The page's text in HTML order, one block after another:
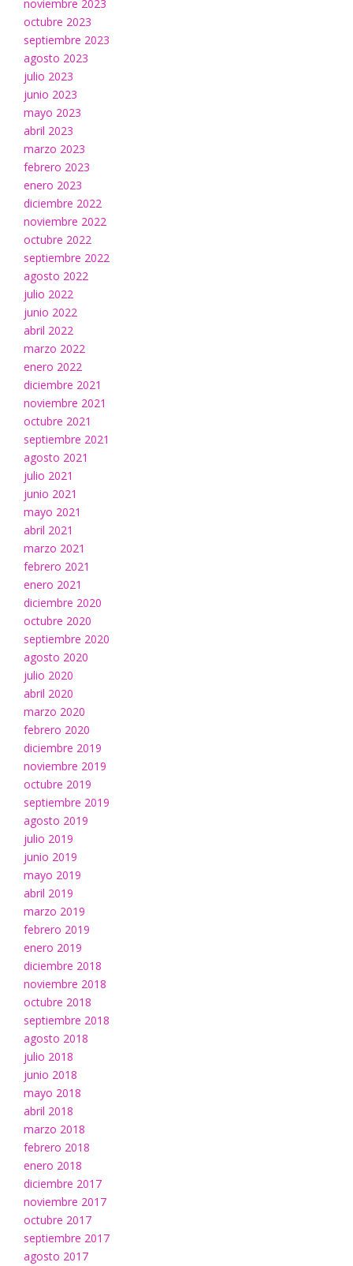
noviembre 2023
octubre 2023
septiembre 2023
agosto 2023
julio 2023
junio 2023
mayo 2023
abril 2023
marzo 2023
febrero 2023
enero 2023
diciembre 2022
noviembre 2022
octubre 2022
septiembre 2022
agosto 2022
julio 2022
junio 2022
abril 2022
marzo 2022
enero 2022
diciembre 2021
noviembre 2021
octubre 2021
septiembre 2021
agosto 2021
julio 2021
junio 2021
mayo 2021
abril 2021
marzo 2021
febrero 2021
enero 2021
diciembre 2020
octubre 2020
septiembre 2020
agosto 2020
julio 2020
abril 2020
marzo 2020
febrero 2020
diciembre 2019
noviembre 2019
octubre 2019
septiembre 2019
agosto 2019
julio 2019
junio 2019
mayo 2019
abril 2019
marzo 2019
febrero 2019
enero 2019
diciembre 2018
noviembre 2018
octubre 2018
septiembre 2018
agosto 2018
julio 2018
junio 2018
mayo 2018
abril 2018
marzo 2018
febrero 2018
enero 2018
diciembre 2017
noviembre 2017
octubre 2017
septiembre 2017
agosto 2017